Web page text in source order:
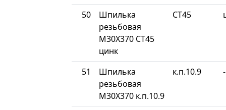
50
Шпилька
резьбовая
М30Х370 СТ45
цинк
СТ45
51
Шпилька
резьбовая
М30Х370 к.п.10.9
к.п.10.9 -